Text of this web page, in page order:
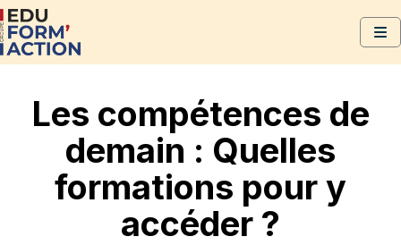
Les compétences de
demain : Quelles
formations pour y
accéder ?